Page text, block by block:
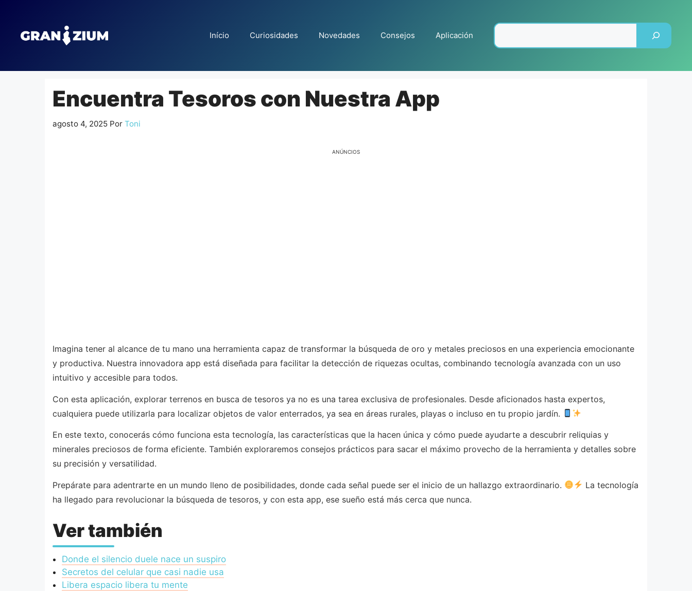
Início Curiosidades Novedades Consejos Aplicación
Encuentra Tesoros con Nuestra App
agosto 4, 2025 Por Toni
ANÚNCIOS
Imagina tener al alcance de tu mano una herramienta capaz de transformar la búsqueda de oro y metales preciosos en una experiencia emocionante
y productiva. Nuestra innovadora app está diseñada para facilitar la detección de riquezas ocultas, combinando tecnología avanzada con un uso
intuitivo y accesible para todos.
Con esta aplicación, explorar terrenos en busca de tesoros ya no es una tarea exclusiva de profesionales. Desde aficionados hasta expertos,
cualquiera puede utilizarla para localizar objetos de valor enterrados, ya sea en áreas rurales, playas o incluso en tu propio jardín.
En este texto, conocerás cómo funciona esta tecnología, las características que la hacen única y cómo puede ayudarte a descubrir reliquias y
minerales preciosos de forma eficiente. También exploraremos consejos prácticos para sacar el máximo provecho de la herramienta y detalles sobre
su precisión y versatilidad.
Prepárate para adentrarte en un mundo lleno de posibilidades, donde cada señal puede ser el inicio de un hallazgo extraordinario.
La tecnología
ha llegado para revolucionar la búsqueda de tesoros, y con esta app, ese sueño está más cerca que nunca.
Ver también
Donde el silencio duele nace un suspiro
Secretos del celular que casi nadie usa
Libera espacio libera tu mente